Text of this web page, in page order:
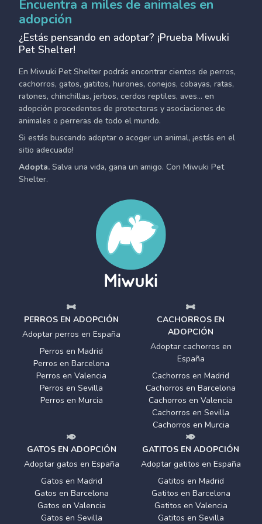
Encuentra a miles de animales en
adopción
¿Estás pensando en adoptar? ¡Prueba Miwuki
Pet Shelter!
En Miwuki Pet Shelter podrás encontrar cientos de perros,
cachorros, gatos, gatitos, hurones, conejos, cobayas, ratas,
ratones, chinchillas, jerbos, cerdos reptiles, aves... en
adopción procedentes de protectoras y asociaciones de
animales o perreras de todo el mundo.
Si estás buscando adoptar o acoger un animal, ¡estás en el
sitio adecuado!
Adopta. Salva una vida, gana un amigo. Con Miwuki Pet
Shelter.
PERROS EN ADOPCIÓN
Adoptar perros en España
Perros en Madrid
Perros en Barcelona
Perros en Valencia
Perros en Sevilla
Perros en Murcia
CACHORROS EN
ADOPCIÓN
Adoptar cachorros en
España
Cachorros en Madrid
Cachorros en Barcelona
Cachorros en Valencia
Cachorros en Sevilla
Cachorros en Murcia
GATOS EN ADOPCIÓN
Adoptar gatos en España
Gatos en Madrid
Gatos en Barcelona
Gatos en Valencia
Gatos en Sevilla
GATITOS EN ADOPCIÓN
Adoptar gatitos en España
Gatitos en Madrid
Gatitos en Barcelona
Gatitos en Valencia
Gatitos en Sevilla